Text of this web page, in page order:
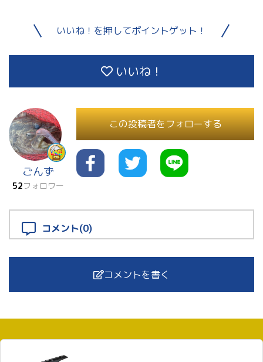
いいね！を押してポイントゲット！
いいね！
ごんず
52フォロワー
この投稿者をフォローする
コメント(0)
コメントを書く